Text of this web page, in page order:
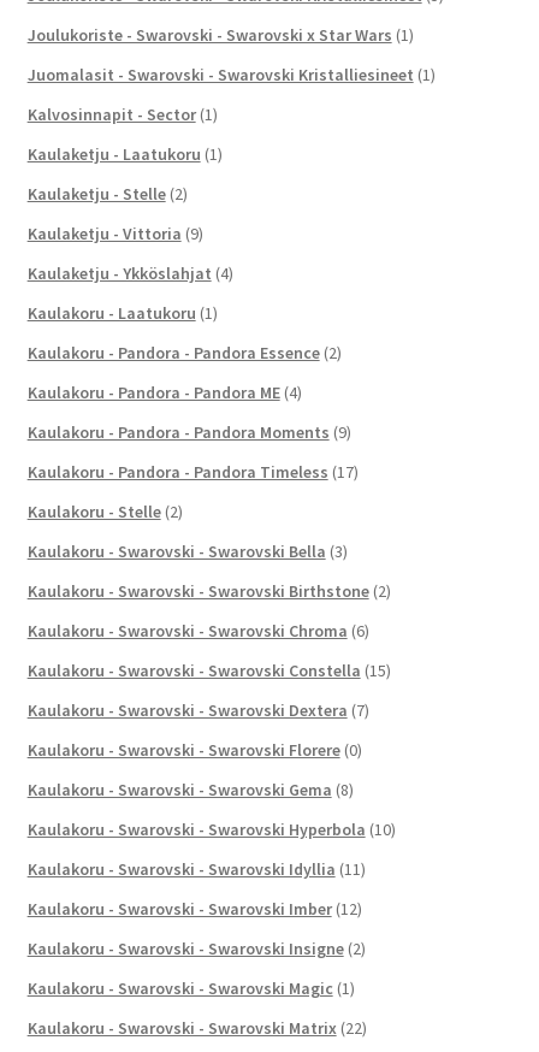
Joulukoriste - Swarovski - Swarovski x Star Wars (1)
Juomalasit - Swarovski - Swarovski Kristalliesineet (1)
Kalvosinnapit - Sector (1)
Kaulaketju - Laatukoru (1)
Kaulaketju - Stelle (2)
Kaulaketju - Vittoria (9)
Kaulaketju - Ykköslahjat (4)
Kaulakoru - Laatukoru (1)
Kaulakoru - Pandora - Pandora Essence (2)
Kaulakoru - Pandora - Pandora ME (4)
Kaulakoru - Pandora - Pandora Moments (9)
Kaulakoru - Pandora - Pandora Timeless (17)
Kaulakoru - Stelle (2)
Kaulakoru - Swarovski - Swarovski Bella (3)
Kaulakoru - Swarovski - Swarovski Birthstone (2)
Kaulakoru - Swarovski - Swarovski Chroma (6)
Kaulakoru - Swarovski - Swarovski Constella (15)
Kaulakoru - Swarovski - Swarovski Dextera (7)
Kaulakoru - Swarovski - Swarovski Florere (0)
Kaulakoru - Swarovski - Swarovski Gema (8)
Kaulakoru - Swarovski - Swarovski Hyperbola (10)
Kaulakoru - Swarovski - Swarovski Idyllia (11)
Kaulakoru - Swarovski - Swarovski Imber (12)
Kaulakoru - Swarovski - Swarovski Insigne (2)
Kaulakoru - Swarovski - Swarovski Magic (1)
Kaulakoru - Swarovski - Swarovski Matrix (22)